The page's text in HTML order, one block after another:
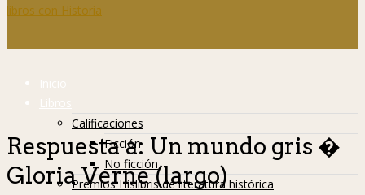
Inicio
Libros
Calificaciones
Ficción
No ficción
Premios Hislibris de literatura histórica
Respuesta a: Un mundo gris �
Gloria Verne (largo)